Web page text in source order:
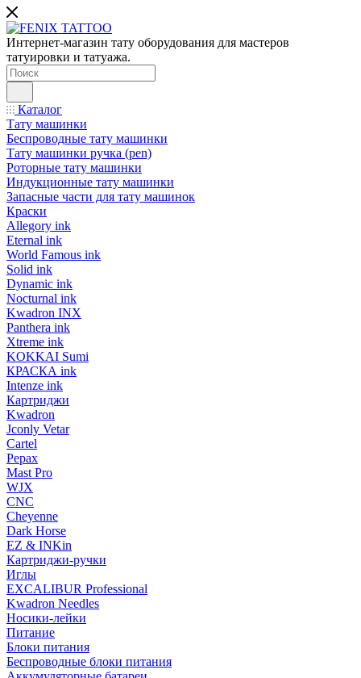
Интернет-магазин тату оборудования для мастеров
татуировки и татуажа.
Каталог
Тату машинки
Беспроводные тату машинки
Тату машинки ручка (pen)
Роторные тату машинки
Индукционные тату машинки
Запасные части для тату машинок
Краски
Allegory ink
Eternal ink
World Famous ink
Solid ink
Dynamic ink
Nocturnal ink
Kwadron INX
Panthera ink
Xtreme ink
KOKKAI Sumi
КРАСКА ink
Intenze ink
Картриджи
Kwadron
Jconly Vetar
Cartel
Pepax
Mast Pro
WJX
CNC
Cheyenne
Dark Horse
EZ & INKin
Картриджи-ручки
Иглы
EXCALIBUR Professional
Kwadron Needles
Носики-лейки
Питание
Блоки питания
Беспроводные блоки питания